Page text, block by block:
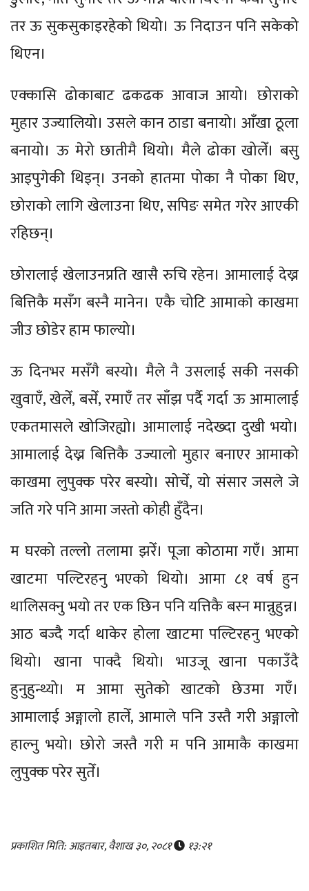
तर ऊ सुकसुकाइरहेको थियो। ऊ निदाउन पनि सकेको
थिएन।
एक्कासि ढोकाबाट ढकढक आवाज आयो। छोराको
मुहार उज्यालियो। उसले कान ठाडा बनायो। आँखा ठूला
बनायो। ऊ मेरो छातीमै थियो। मैले ढोका खोलेँ। बसु
आइपुगेकी थिइन्। उनको हातमा पोका नै पोका थिए,
छोराको लागि खेलाउना थिए, सपिङ समेत गरेर आएकी
रहिछन्।
छोरालाई खेलाउनप्रति खासै रुचि रहेन। आमालाई देख्न
बित्तिकै मसँग बस्नै मानेन। एकै चोटि आमाको काखमा
जीउ छोडेर हाम फाल्यो।
ऊ दिनभर मसँगै बस्यो। मैले नै उसलाई सकी नसकी
खुवाएँ, खेलेँ, बसेँ, रमाएँ तर साँझ पर्दै गर्दा ऊ आमालाई
एकतमासले खोजिरह्यो। आमालाई नदेख्दा दुखी भयो।
आमालाई देख्न बित्तिकै उज्यालो मुहार बनाएर आमाको
काखमा लुपुक्क परेर बस्यो। सोचेँ, यो संसार जसले जे
जति गरे पनि आमा जस्तो कोही हुँदैन।
म घरको तल्लो तलामा झरेँ। पूजा कोठामा गएँ। आमा
खाटमा पल्टिरहनु भएको थियो। आमा ८१ वर्ष हुन
थालिसक्नु भयो तर एक छिन पनि यत्तिकै बस्न मान्नुहुन्न।
आठ बज्दै गर्दा थाकेर होला खाटमा पल्टिरहनु भएको
थियो। खाना पाक्दै थियो। भाउजू खाना पकाउँदै
हुनुहुन्थ्यो। म आमा सुतेको खाटको छेउमा गएँ।
आमालाई अङ्गालो हालेँ, आमाले पनि उस्तै गरी अङ्गालो
हाल्नु भयो। छोरो जस्तै गरी म पनि आमाकै काखमा
लुपुक्क परेर सुतेँ।
प्रकाशित मिति: आइतबार, वैशाख ३०, २०८१ १३:२१